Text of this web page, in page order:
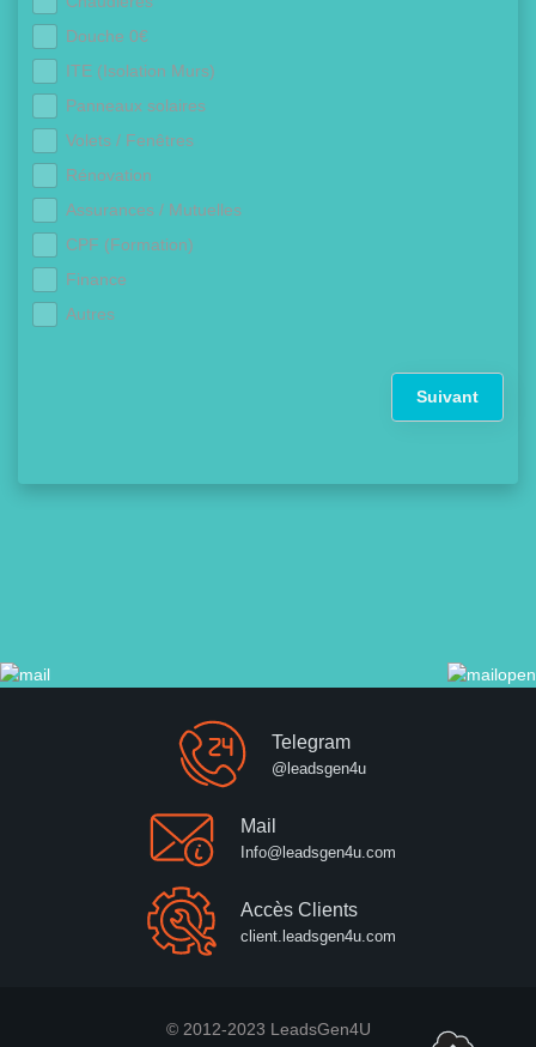
Douche 0€
ITE (Isolation Murs)
Panneaux solaires
Volets / Fenêtres
Rénovation
Assurances / Mutuelles
CPF (Formation)
Finance
Autres
Suivant
Telegram
@leadsgen4u
Mail
Info@leadsgen4u.com
Accès Clients
client.leadsgen4u.com
© 2012-2023 LeadsGen4U